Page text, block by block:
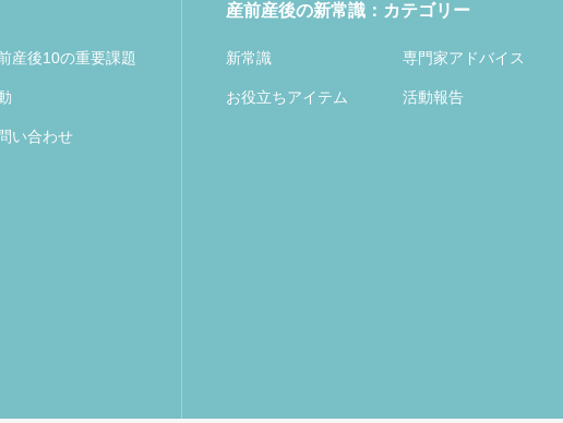
産後10の重要課題
い合わせ
産前産後の新常識：カテゴリー
新常識 専門家アドバイス
お役立ちアイテム 活動報告